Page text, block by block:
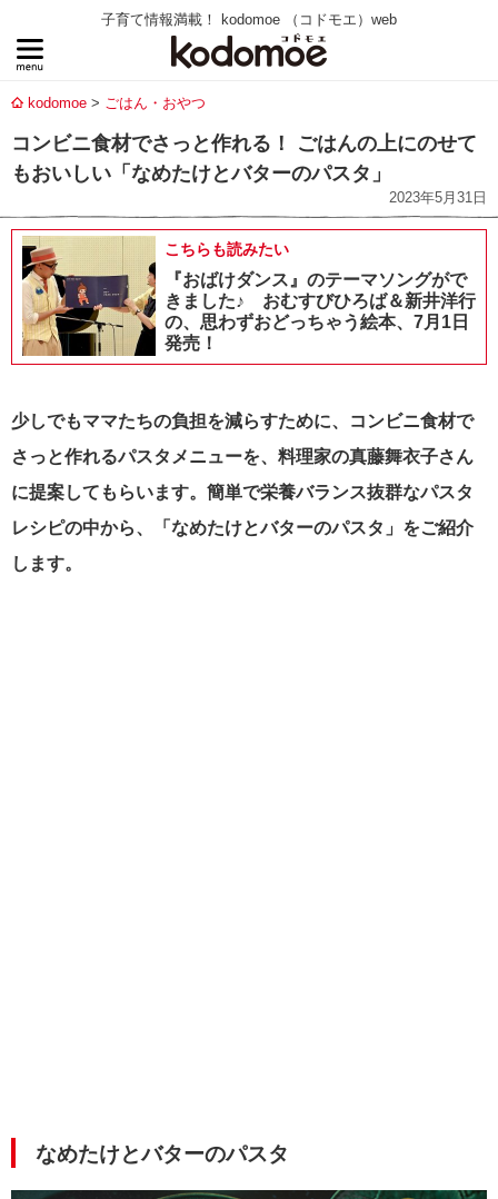
子育て情報満載！ kodomoe （コドモエ）web
kodomoe ごはん・おやつ
コンビニ食材でさっと作れる！ ごはんの上にのせて
もおいしい「なめたけとバターのパスタ」
2023年5月31日
こちらも読みたい
『おばけダンス』のテーマソングがで
きました♪ おむすびひろば＆新井洋行
の、思わずおどっちゃう絵本、7月1日
発売！
少しでもママたちの負担を減らすために、コンビニ食材で
さっと作れるパスタメニューを、料理家の真藤舞衣子さん
に提案してもらいます。簡単で栄養バランス抜群なパスタ
レシピの中から、「なめたけとバターのパスタ」をご紹介
します。
なめたけとバターのパスタ